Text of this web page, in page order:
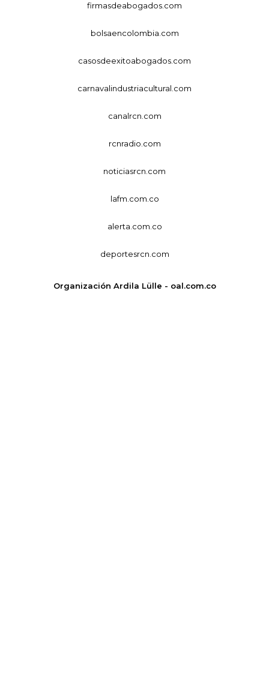
firmasdeabogados.com
bolsaencolombia.com
casosdeexitoabogados.com
carnavalindustriacultural.com
canalrcn.com
rcnradio.com
noticiasrcn.com
lafm.com.co
alerta.com.co
deportesrcn.com
Organización Ardila Lülle - oal.com.co